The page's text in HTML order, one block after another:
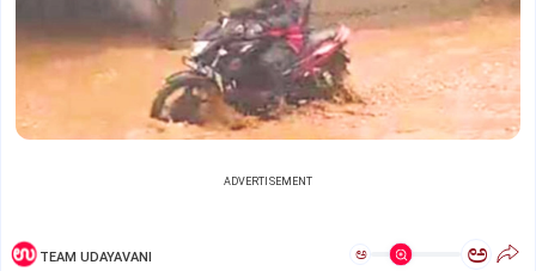
ADVERTISEMENT
TEAM UDAYAVANI ಅ ಅ